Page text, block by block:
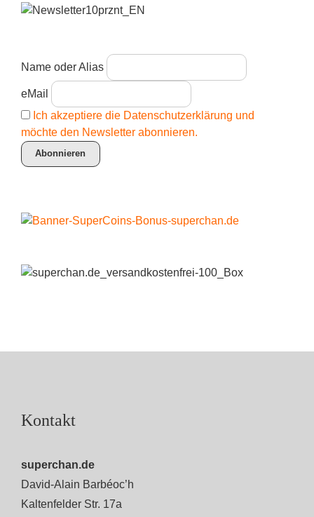
Name oder Alias
eMail
Ich akzeptiere die Datenschutzerklärung und
möchte den Newsletter abonnieren.
Kontakt
superchan.de
David-Alain Barbéoc’h
Kaltenfelder Str. 17a